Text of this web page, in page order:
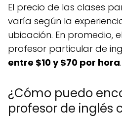
El precio de las clases
varía según la
ubicación. En promedio,
profesor particular de
entre $10 y $70 por hora.
¿Cómo puedo
profesor de inglés